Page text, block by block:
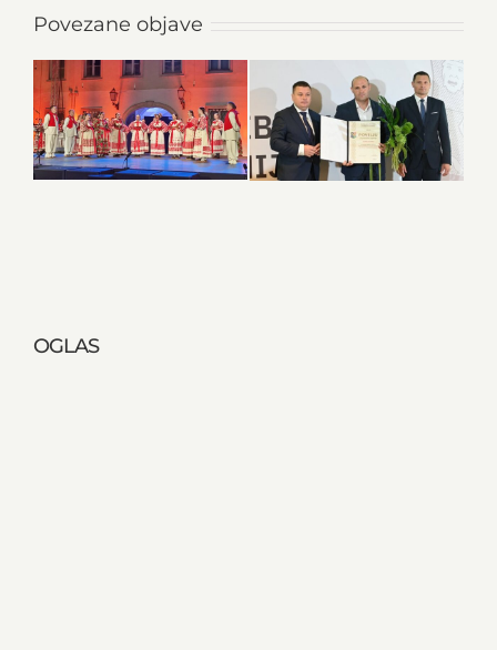
Povezane objave
OGLAS